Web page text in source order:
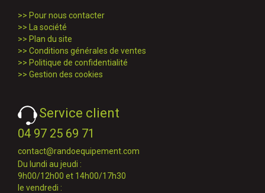
>> Pour nous contacter
>>
La société
>> Plan du site
>> Conditions générales de ventes
>> Politique de confidentialité
>> Gestion des cookies
Service client
04 97 25 69 71
contact@randoequipement.com
Du lundi au jeudi :
9h00/12h00 et 14h00/17h30
le vendredi :